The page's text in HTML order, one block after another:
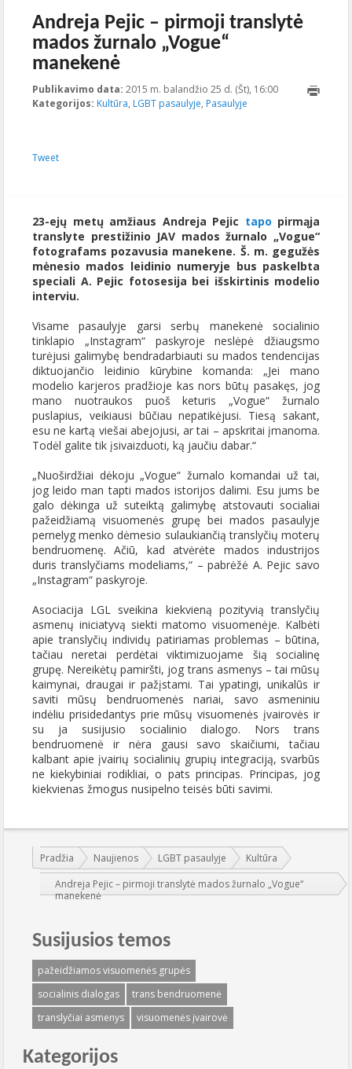
Andreja Pejic – pirmoji translytė
mados žurnalo „Vogue“
manekenė
Publikavimo data: 2015 m. balandžio 25 d. (Št), 16:00 2015-04-
Kategorijos: Kultūra, LGBT pasaulyje, Pasaulyje
Tweet
23-ejų metų amžiaus Andreja Pejic tapo pirmąja
translyte prestižinio JAV mados žurnalo „Vogue“
fotografams pozavusia manekene. Š. m. gegužės
mėnesio mados leidinio numeryje bus paskelbta
speciali A. Pejic fotosesija bei išskirtinis modelio
interviu.
Visame pasaulyje garsi serbų manekenė socialinio
tinklapio „Instagram“ paskyroje neslėpė džiaugsmo
turėjusi galimybę bendradarbiauti su mados tendencijas
diktuojančio leidinio kūrybine komanda: „Jei mano
modelio karjeros pradžioje kas nors būtų pasakęs, jog
mano nuotraukos puoš keturis „Vogue“ žurnalo
puslapius, veikiausi būčiau nepatikėjusi. Tiesą sakant,
esu ne kartą viešai abejojusi, ar tai – apskritai įmanoma.
Todėl galite tik įsivaizduoti, ką jaučiu dabar.“
„Nuoširdžiai dėkoju „Vogue“ žurnalo komandai už tai,
jog leido man tapti mados istorijos dalimi. Esu jums be
galo dėkinga už suteiktą galimybę atstovauti socialiai
pažeidžiamą visuomenės grupę bei mados pasaulyje
pernelyg menko dėmesio sulaukiančią translyčių moterų
bendruomenę. Ačiū, kad atvėrėte mados industrijos
duris translyčiams modeliams,“ – pabrėžė A. Pejic savo
„Instagram“ paskyroje.
Asociacija LGL sveikina kiekvieną pozityvią translyčių
asmenų iniciatyvą siekti matomo visuomenėje. Kalbėti
apie translyčių individų patiriamas problemas – būtina,
tačiau neretai perdėtai viktimizuojame šią socialinę
grupę. Nereikėtų pamiršti, jog trans asmenys – tai mūsų
kaimynai, draugai ir pažįstami. Tai ypatingi, unikalūs ir
saviti mūsų bendruomenės nariai, savo asmeniniu
indėliu prisidedantys prie mūsų visuomenės įvairovės ir
su ja susijusio socialinio dialogo. Nors trans
bendruomenė ir nėra gausi savo skaičiumi, tačiau
kalbant apie įvairių socialinių grupių integraciją, svarbūs
ne kiekybiniai rodikliai, o pats principas. Principas, jog
kiekvienas žmogus nusipelno teisės būti savimi.
Jūs esate čia:
Pradžia Naujienos LGBT pasaulyje
Kultūra
Andreja Pejic – pirmoji translytė mados žurnalo „Vogue“
manekenė
Susijusios temos
pažeidžiamos visuomenės grupės
socialinis dialogas
trans bendruomenė
translyčiai asmenys
visuomenės įvairovė
Kategorijos